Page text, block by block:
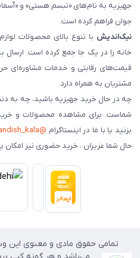
جهیزیه به نام‌های «تبسم هستی» و
جوان فراهم کرده است.
نیک‌اندیش با تنوع بالای محصولات
خانه را در یک جا جمع کرده است. ارسال
قیمت‌های رقابتی و خدمات مشاوره‌ای
مشتریان به همراه دارد.
چه در حال خرید جهیزیه باشید، چه به
شماست. برای مشاهده محصولات و
بزنید یا با ما در اینستاگرام @nikandish_kala
حال شما عزیزان ، خرید حضوری نیز امکان
تمامی حقوق مادی و معنوی این